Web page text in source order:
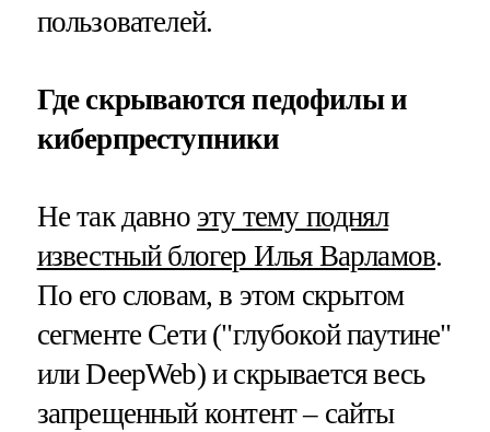
пользователей.
Где скрываются педофилы и
киберпреступники
Не так давно эту тему поднял
известный блогер Илья Варламов.
По его словам, в этом скрытом
сегменте Сети ("глубокой паутине"
или DeepWeb) и скрывается весь
запрещенный контент – сайты